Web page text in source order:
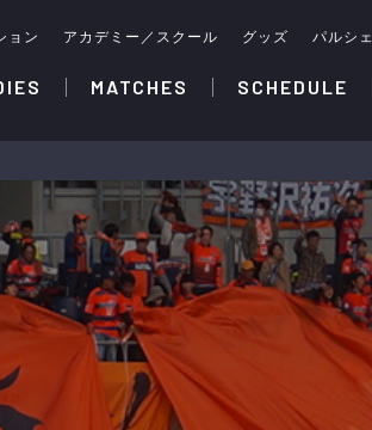
ョン アカデミー／スクール グッズ パルシェ
MATCHES SCHEDULE